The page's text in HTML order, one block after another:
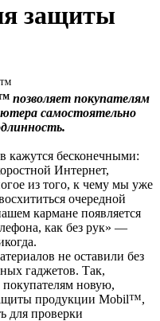
защиты
позволяет покупателям
самостоятельно
кажутся бесконечными:
Интернет,
из того, к чему мы уже
очередной
кармане появляется
как без рук» —
не оставили без
гаджетов. Так,
новую,
продукции Mobil™,
для проверки